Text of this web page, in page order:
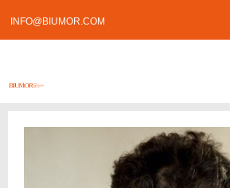
INFO@BIUMOR.COM